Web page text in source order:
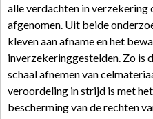
alle verdachten in
afgenomen. Uit beide
kleven aan afname en het
inverzekeringgestelden. Zo is
schaal afnemen van
veroordeling in strijd is met
bescherming van de rechten